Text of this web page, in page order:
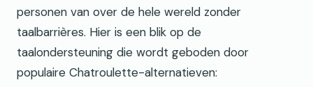
personen van over de hele wereld zonder
taalbarrières. Hier is een blik op de
taalondersteuning die wordt geboden door
populaire Chatroulette-alternatieven: